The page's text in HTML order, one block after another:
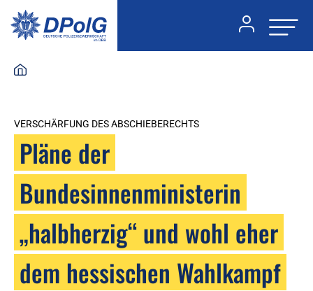
VERSCHÄRFUNG DES ABSCHIEBERECHTS
Pläne der
Bundesinnenministerin
„halbherzig“ und wohl eher
dem hessischen Wahlkampf